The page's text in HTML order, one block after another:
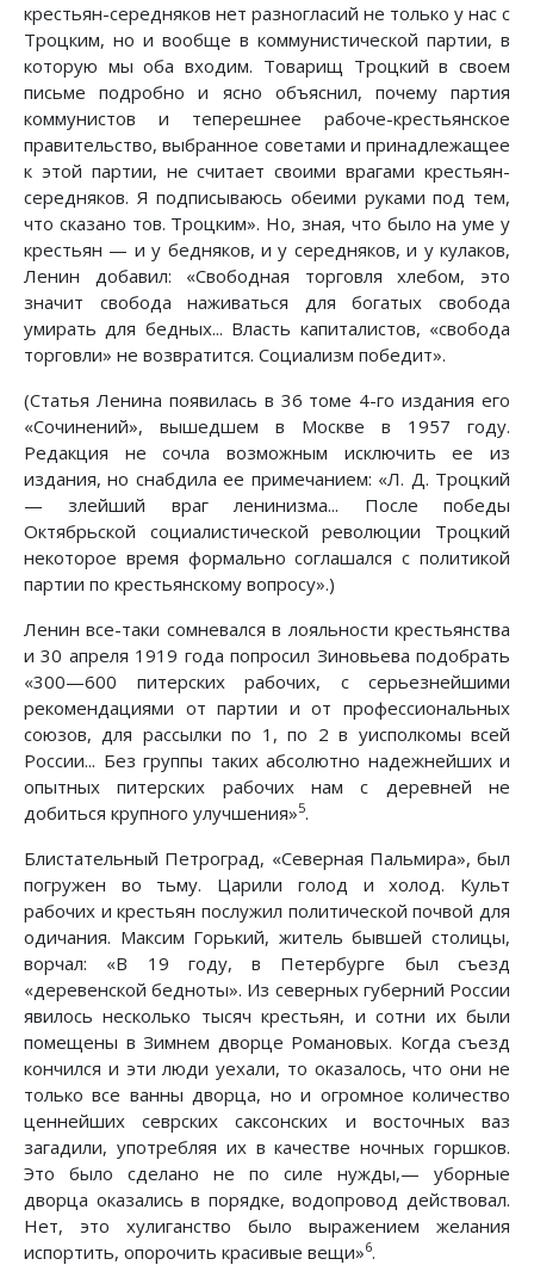
крестьян-середняков нет разногласий не только у нас с
Троцким, но и вообще в коммунистической партии, в
которую мы оба входим. Товарищ Троцкий в своем
письме подробно и ясно объяснил, почему партия
коммунистов и теперешнее рабоче-крестьянское
правительство, выбранное советами и принадлежащее
к этой партии, не считает своими врагами крестьян-
середняков. Я подписываюсь обеими руками под тем,
что сказано тов. Троцким». Но, зная, что было на уме у
крестьян — и у бедняков, и у середняков, и у кулаков,
Ленин добавил: «Свободная торговля хлебом, это
значит свобода наживаться для богатых свобода
умирать для бедных... Власть капиталистов, «свобода
торговли» не возвратится. Социализм победит».
(Статья Ленина появилась в 36 томе 4-го издания его
«Сочинений», вышедшем в Москве в 1957 году.
Редакция не сочла возможным исключить ее из
издания, но снабдила ее примечанием: «Л. Д. Троцкий
— злейший враг ленинизма... После победы
Октябрьской социалистической революции Троцкий
некоторое время формально соглашался с политикой
партии по крестьянскому вопросу».)
Ленин все-таки сомневался в лояльности крестьянства
и 30 апреля 1919 года попросил Зиновьева подобрать
«300—600 питерских рабочих, с серьезнейшими
рекомендациями от партии и от профессиональных
союзов, для рассылки по 1, по 2 в уисполкомы всей
России... Без группы таких абсолютно надежнейших и
опытных питерских рабочих нам с деревней не
добиться крупного улучшения»5.
Блистательный Петроград, «Северная Пальмира», был
погружен во тьму. Царили голод и холод. Культ
рабочих и крестьян послужил политической почвой для
одичания. Максим Горький, житель бывшей столицы,
ворчал: «В 19 году, в Петербурге был съезд
«деревенской бедноты». Из северных губерний России
явилось несколько тысяч крестьян, и сотни их были
помещены в Зимнем дворце Романовых. Когда съезд
кончился и эти люди уехали, то оказалось, что они не
только все ванны дворца, но и огромное количество
ценнейших севрских саксонских и восточных ваз
загадили, употребляя их в качестве ночных горшков.
Это было сделано не по силе нужды,— уборные
дворца оказались в порядке, водопровод действовал.
Нет, это хулиганство было выражением желания
испортить, опорочить красивые вещи»6.